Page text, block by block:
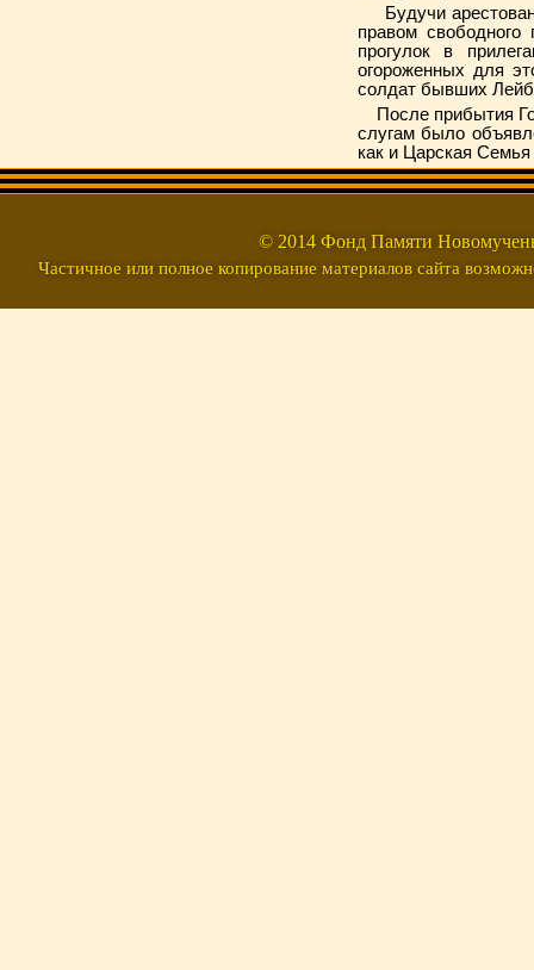
Будучи
правом
прогулок в
огороженных для
солдат бывших
После прибытия
слугам было
как и Царская
© 2014 Фонд Памяти
Частичное или полное копирование материалов сайта